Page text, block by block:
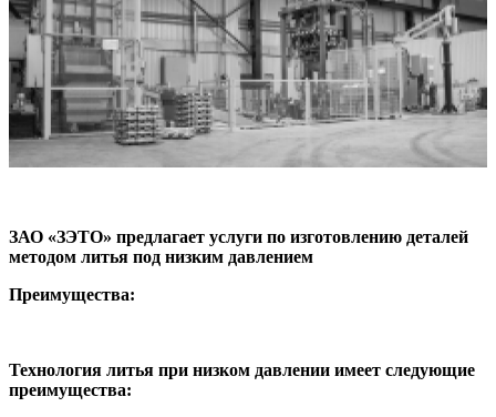
ЗАО «ЗЭТО» предлагает услуги по изготовлению деталей
методом литья под низким давлением
Преимущества:
Технология литья при низком давлении имеет следующие
преимущества: